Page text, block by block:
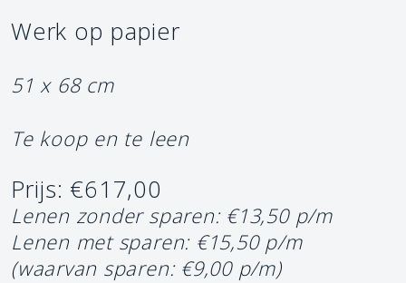
Werk op papier
51 x 68 cm
Te koop en te leen
Prijs: €617,00
Lenen zonder sparen: €13,50 p/m
Lenen met sparen: €15,50 p/m
(waarvan sparen: €9,00 p/m)